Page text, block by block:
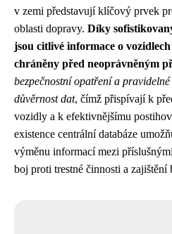
v zemi představují klíčový prvek
oblasti dopravy. Díky
jsou citlivé informace o
chráněny před neoprávněným
bezpečnostní opatření a
důvěrnost dat, čímž přispívají k
vozidly a k efektivnějšímu
existence centrální databáze
výměnu informací mezi
boj proti trestné činnosti a zajištění